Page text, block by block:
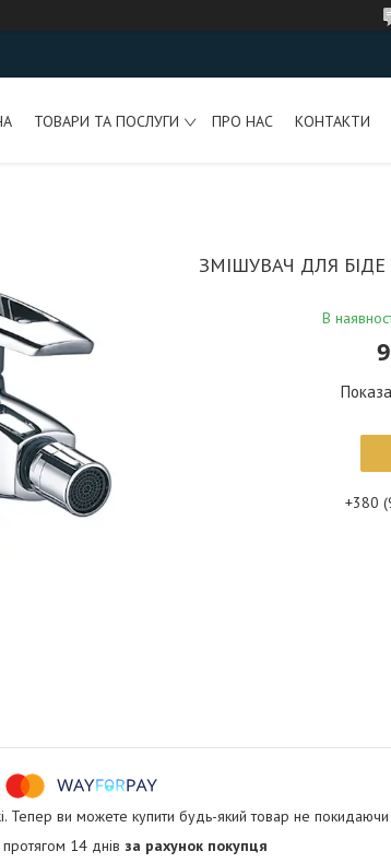
ТОВАРИ ТА ПОСЛУГИ ПРО НАС КОНТАКТИ
ЗМІШУВАЧ ДЛЯ БІДЕ
В
+380
Тепер ви можете купити будь-який товар не покидаючи
14 днів за рахунок покупця